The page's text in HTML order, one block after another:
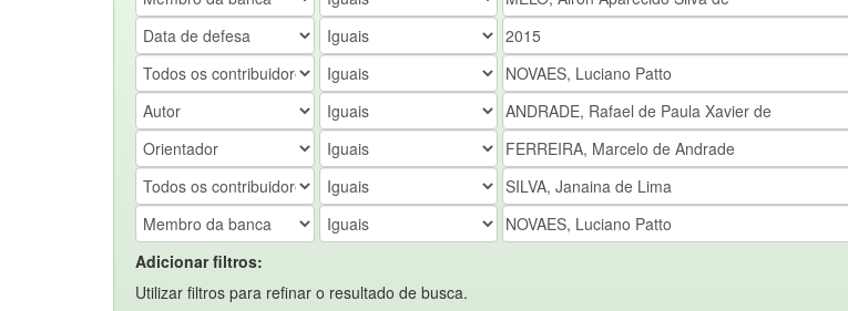
Adicionar filtros:
Utilizar filtros para refinar o resultado de busca.